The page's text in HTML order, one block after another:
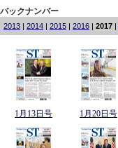
バックナンバー
2013 2014 2015 2016 2017
1月13日号 1月20日号